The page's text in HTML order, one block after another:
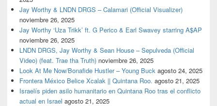
Jay Worthy & LNDN DRGS – Calamari (Official Visualizer)
noviembre 26, 2025
Jay Worthy ‘Uza Trikk’ ft. G Perico & Earl Swavey starring A$AP
noviembre 26, 2025
LNDN DRGS, Jay Worthy & Sean House – Sepulveda (Official
Video) (feat. Trae tha Truth) noviembre 26, 2025
Look At Me Now/Bonafide Hustler – Young Buck agosto 24, 2025
Frontera México Belice Xcalak || Quintana Roo. agosto 21, 2025
Israelís piden asilo humanitario en Quintana Roo tras el conflicto
actual en Israel agosto 21, 2025